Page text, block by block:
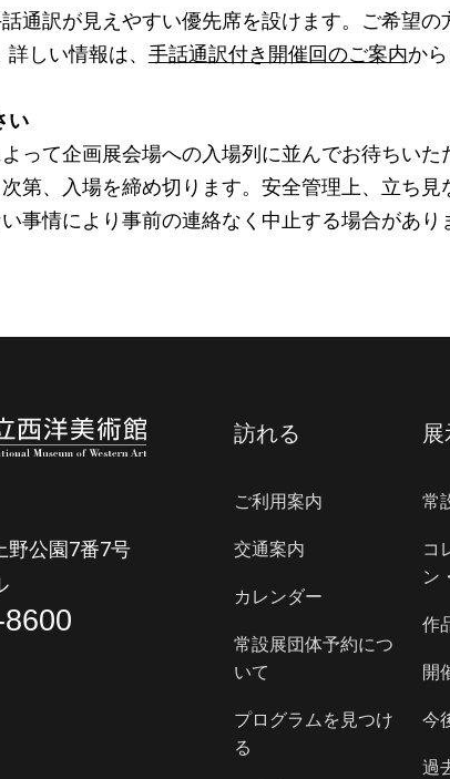
通訳が見えやすい優先席を設けます。ご希望
しい情報は、 手話通訳付き開催回のご案内から
い
って企画展会場への入場列に並んでお待ちいた
第、入場を締め切ります。安全管理上、立ち見
事情により事前の連絡なく中止する場合があり
野公園7番7号
訪れる
ご利用案内
交通案内
カレンダー
常設展団体予約につ
いて
プログラムを見つけ
る
常
コ
ン
作
開
今
過